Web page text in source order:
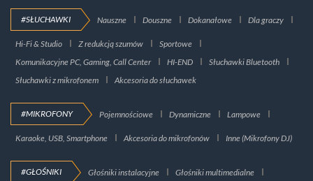
#SŁUCHAWKI Nauszne Douszne Dokanałowe Dla graczy
Hi-Fi & Studio Z redukcją szumów
Sportowe
Komunikacyjne PC, Gaming, Call Center
HI-END
Słuchawki Bluetooth
Słuchawki z mikrofonem
Akcesoria do słuchawek
#MIKROFONY Pojemnościowe Dynamiczne Lampowe
Karaoke, USB, Smartphone Akcesoria do mikrofonów Inne (Mikrofony DJ)
#GŁOŚNIKI Głośniki instalacyjne Głośniki multimedialne